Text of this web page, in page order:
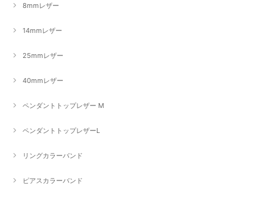
8mmレザー
14mmレザー
25mmレザー
40mmレザー
ペンダントトップレザー M
ペンダントトップレザーL
リングカラーバンド
ピアスカラーバンド